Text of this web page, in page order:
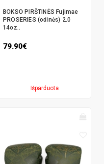
BOKSO PIRŠTINĖS Fujimae
PROSERIES (odinės) 2.0
14oz..
79.90€
Išparduota